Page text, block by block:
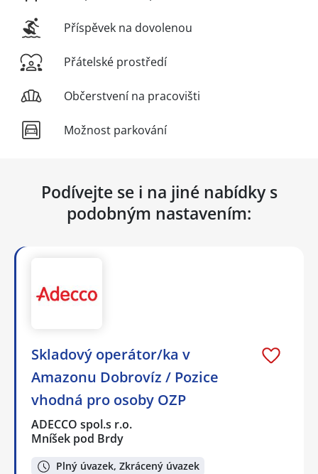
Příspěvek na dovolenou
Přátelské prostředí
Občerstvení na pracovišti
Možnost parkování
Podívejte se i na jiné nabídky s
podobným nastavením:
Skladový operátor/ka v
Amazonu Dobrovíz / Pozice
vhodná pro osoby OZP
ADECCO spol.s r.o.
Mníšek pod Brdy
Plný úvazek, Zkrácený úvazek